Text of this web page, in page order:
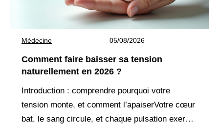
Médecine 05/08/2026
Comment faire baisser sa tension
naturellement en 2026 ?
Introduction : comprendre pourquoi votre
tension monte, et comment l’apaiserVotre cœur
bat, le sang circule, et chaque pulsation exerce